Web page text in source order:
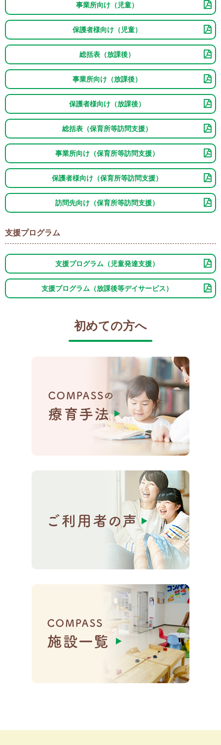
事業所向け（児童）
保護者様向け（児童）
総括表（放課後）
事業所向け（放課後）
保護者様向け（放課後）
総括表（保育所等訪問支援）
事業所向け（保育所等訪問支援）
保護者様向け（保育所等訪問支援）
訪問先向け（保育所等訪問支援）
支援プログラム
支援プログラム（児童発達支援）
支援プログラム（放課後等デイサービス）
初めての方へ